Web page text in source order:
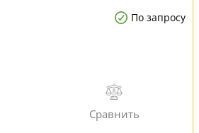
По запросу